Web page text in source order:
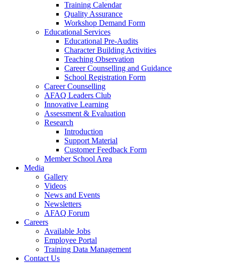
Training Calendar
Quality Assurance
Workshop Demand Form
Educational Services
Educational Pre-Audits
Character Building Activities
Teaching Observation
Career Counselling and Guidance
School Registration Form
Career Counselling
AFAQ Leaders Club
Innovative Learning
Assessment & Evaluation
Research
Introduction
Support Material
Customer Feedback Form
Member School Area
Media
Gallery
Videos
News and Events
Newsletters
AFAQ Forum
Careers
Available Jobs
Employee Portal
Training Data Management
Contact Us